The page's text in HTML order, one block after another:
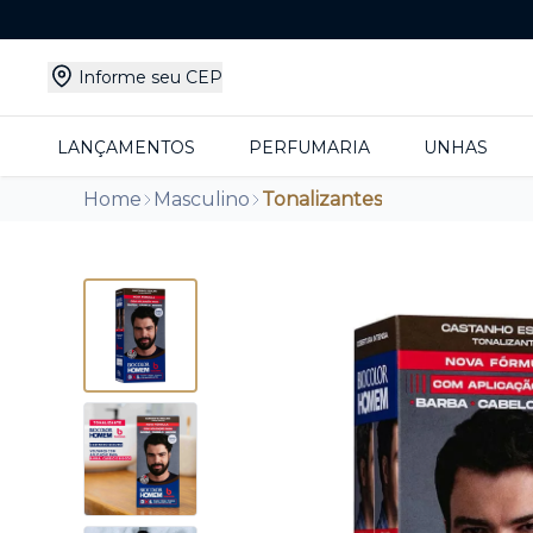
Informe seu CEP
LANÇAMENTOS PERFUMARIA UNHAS
Home Masculino Tonalizantes